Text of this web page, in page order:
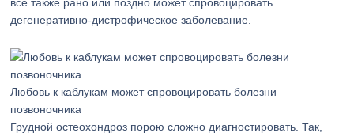
дегенеративно-дистрофическое заболевание.
Любовь к каблукам может спровоцировать болезни
позвоночника
Грудной остеохондроз порою сложно диагностировать. Так,